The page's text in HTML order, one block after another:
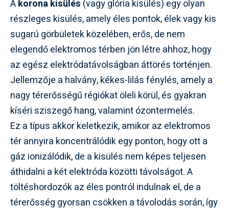
Akorona kisülés (vagy glória kisülés) egy olyan
részleges kisülés, amely éles pontok, élek vagy kis
sugarú görbületek közelében, erős, de nem
elegendő elektromos térben jön létre ahhoz, hogy
az egész elektródatávolságban áttörés történjen.
Jellemzője a halvány, kékes-lilás fénylés, amely a
nagy térerősségű régiókat öleli körül, és gyakran
kíséri sziszegő hang, valamint ózontermelés.
Ez a típus akkor keletkezik, amikor az elektromos
tér annyira koncentrálódik egy ponton, hogy ott a
gáz ionizálódik, de a kisülés nem képes teljesen
áthidalni a két elektróda közötti távolságot. A
töltéshordozók az éles pontról indulnak el, de a
térerősség gyorsan csökken a távolodás során, így